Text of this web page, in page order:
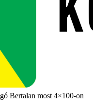
Bertalan most 4×100-on